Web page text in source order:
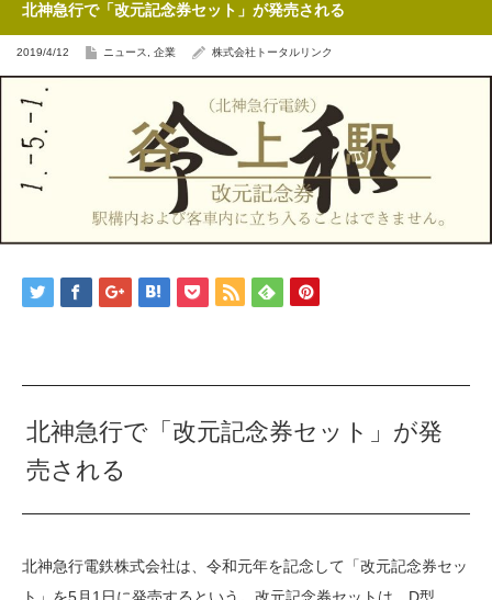
北神急行で「改元記念券セット」が発売される
2019/4/12 ニュース 企業 株式会社トータルリンク
北神急行で「改元記念券セット」が発
売される
北神急行電鉄株式会社は、令和元年を記念して「改元記念券セッ